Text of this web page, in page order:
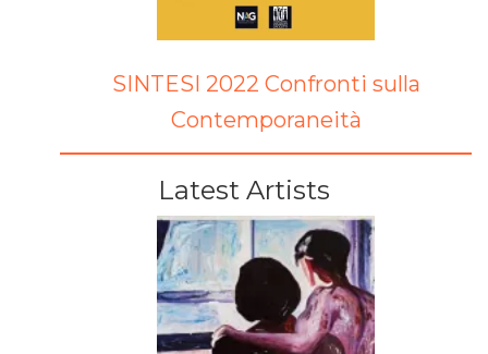
SINTESI 2022 Confronti sulla
Contemporaneità
Latest Artists